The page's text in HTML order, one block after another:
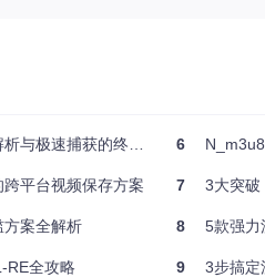
解决方案，其核心优势体现在三个
媒体下载需求。
算法实现，工具能够处理各种
捕获的终极解决方案
平台视频保存方案
案全解析
RE全攻略
6
7 3大突破
8 5款强力
9 3步搞定